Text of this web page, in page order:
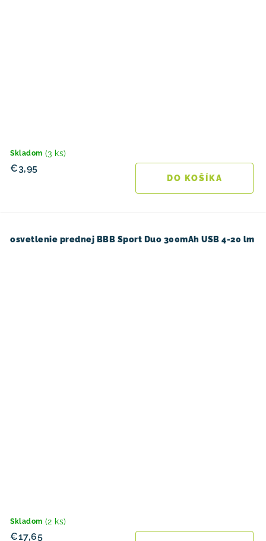
Skladom (3 ks)
€3,95
DO KOŠÍKA
osvetlenie prednej BBB Sport Duo 300mAh USB 4-20 lm
Skladom (2 ks)
€17,65